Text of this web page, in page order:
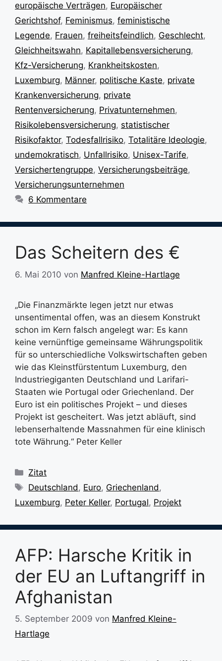
europäische Verträgen, Europäischer
Gerichtshof, Feminismus, feministische
Legende, Frauen, freiheitsfeindlich, Geschlecht,
Gleichheitswahn, Kapitallebensversicherung,
Kfz-Versicherung, Krankheitskosten,
Luxemburg, Männer, politische Kaste, private
Krankenversicherung, private
Rentenversicherung, Privatunternehmen,
Risikolebensversicherung, statistischer
Risikofaktor, Todesfallrisiko, Totalitäre Ideologie,
undemokratisch, Unfallrisiko, Unisex-Tarife,
Versichertengruppe, Versicherungsbeiträge,
Versicherungsunternehmen
6 Kommentare
Das Scheitern des €
6. Mai 2010 von Manfred Kleine-Hartlage
„Die Finanzmärkte legen jetzt nur etwas
unsentimental offen, was an diesem Konstrukt
schon im Kern falsch angelegt war: Es kann
keine vernünftige gemeinsame Währungspolitik
für so unterschiedliche Volkswirtschaften geben
wie das Kleinstfürstentum Luxemburg, den
Industriegiganten Deutschland und Larifari-
Staaten wie Portugal oder Griechenland. Der
Euro ist ein politisches Projekt – und dieses
Projekt ist gescheitert. Was jetzt abläuft, sind
lebenserhaltende Massnahmen für eine klinisch
tote Währung.“ Peter Keller
Kategorien
Zitat
Schlagwörter
Deutschland , Euro, Griechenland ,
Luxemburg, Peter Keller, Portugal, Projekt
AFP: Harsche Kritik in
der EU an Luftangriff in
Afghanistan
5. September 2009 von Manfred Kleine-
Hartlage